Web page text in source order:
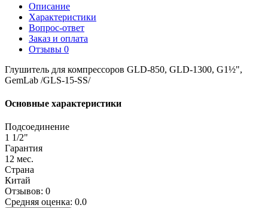
Описание
Характеристики
Вопрос-ответ
Заказ и оплата
Отзывы 0
Глушитель для компрессоров GLD-850, GLD-1300, G1½",
GemLab /GLS-15-SS/
Основные характеристики
Подсоединение
1 1/2"
Гарантия
12 мес.
Страна
Китай
Отзывов: 0
Средняя оценка: 0.0